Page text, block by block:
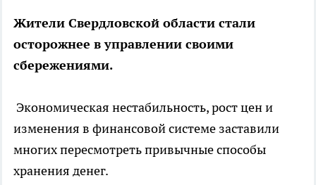
Жители Cвердловской области стали
осторожнее в управлении своими
сбережениями.
Экономическая нестабильность, рост цен и
изменения в финансовой системе заставили
многих пересмотреть привычные способы
хранения денег.